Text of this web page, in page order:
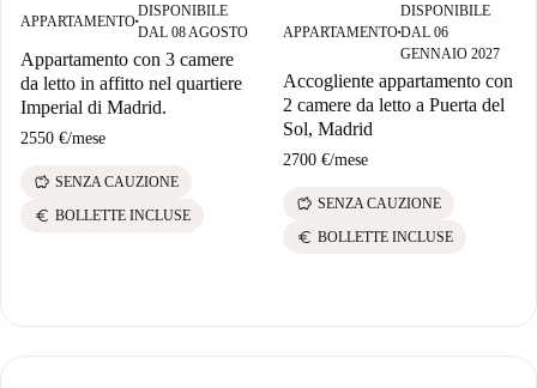
APPARTAMENTO■
DISPONIBILE
DAL 08 AGOSTO
Appartamento con 3 camere
da letto in affitto nel quartiere
Imperial di Madrid.
2550 €/mese
savings SENZA CAUZIONE
euro BOLLETTE INCLUSE
APPARTAMENTO■
DISPONIBILE
DAL 06
GENNAIO 2027
Accogliente appartamento con
2 camere da letto a Puerta del
Sol, Madrid
2700 €/mese
savings SENZA CAUZIONE
euro BOLLETTE INCLUSE